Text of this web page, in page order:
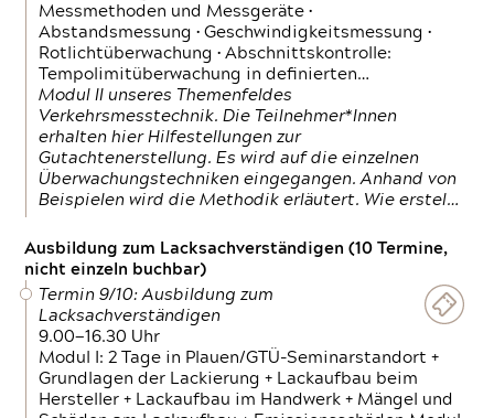
Messmethoden und Messgeräte •
Abstandsmessung • Geschwindigkeitsmessung •
Rotlichtüberwachung • Abschnittskontrolle:
Tempolimitüberwachung in definierten…
Modul II unseres Themenfeldes
Verkehrsmesstechnik. Die Teilnehmer*Innen
erhalten hier Hilfestellungen zur
Gutachtenerstellung. Es wird auf die einzelnen
Überwachungstechniken eingegangen. Anhand von
Beispielen wird die Methodik erläutert. Wie erstel…
Ausbildung zum Lacksachverständigen (10 Termine,
nicht einzeln buchbar)
Termin 9/10: Ausbildung zum
Lacksachverständigen
9.00—16.30 Uhr
Modul I: 2 Tage in Plauen/GTÜ-Seminarstandort +
Grundlagen der Lackierung + Lackaufbau beim
Hersteller + Lackaufbau im Handwerk + Mängel und